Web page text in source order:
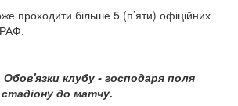
проходити більше 5 (п’яти) офіційних
клубу - господаря поля
до матчу.